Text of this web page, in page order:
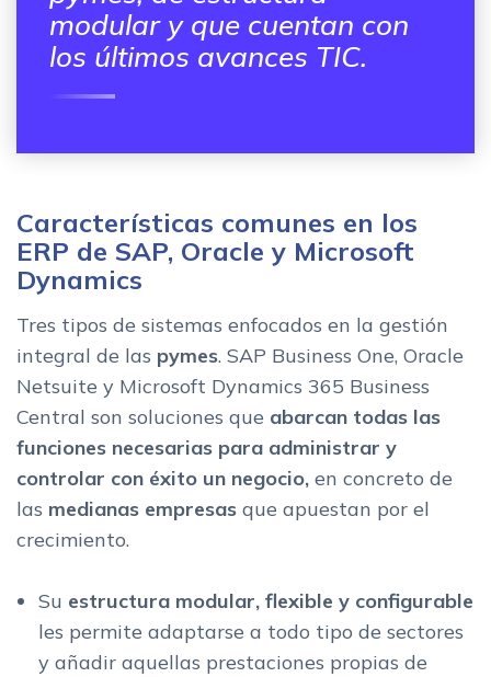
modular y que cuentan con
los últimos avances TIC.
Características comunes en los
ERP de SAP, Oracle y Microsoft
Dynamics
Tres tipos de sistemas enfocados en la gestión
integral de las pymes. SAP Business One, Oracle
Netsuite y Microsoft Dynamics 365 Business
Central son soluciones que abarcan todas las
funciones necesarias para administrar y
controlar con éxito un negocio, en concreto de
las medianas empresas que apuestan por el
crecimiento.
Su estructura modular, flexible y configurable
les permite adaptarse a todo tipo de sectores
y añadir aquellas prestaciones propias de